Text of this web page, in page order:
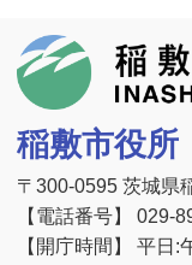
稲敷市役所
〒300-0595 茨城県
【電話番号】 029-
【開庁時間】 平日